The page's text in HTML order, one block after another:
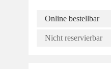
Online bestellbar
Nicht reservierbar